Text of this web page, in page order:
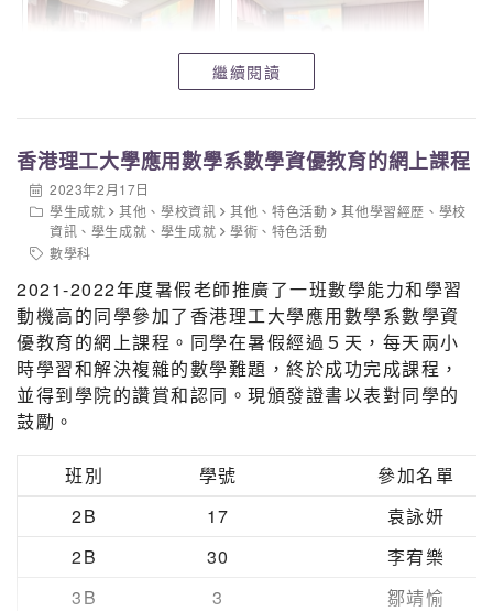
繼續閱讀
香港理工大學應用數學系數學資優教育的網上課程
2023年2月17日
學生成就
其他 、學校資訊 其他 、特色活動 其他學習經歷 、 學校
資訊 、 學生成就 、 學生成就 學術 、 特色活動
數學科
2021-2022年度暑假老師推廣了一班數學能力和學習
動機高的同學參加了香港理工大學應用數學系數學資
優教育的網上課程。同學在暑假經過５天，每天兩小
時學習和解決複雜的數學難題，終於成功完成課程，
並得到學院的讚賞和認同。現頒發證書以表對同學的
鼓勵。
班別 學號
參加名單
2B
17
袁詠妍
2B
30
李宥樂
3B
3
鄒靖愉